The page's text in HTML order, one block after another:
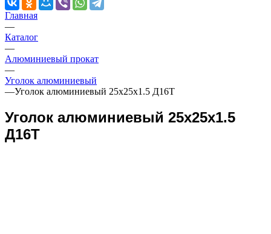
Главная
—
Каталог
—
Алюминиевый прокат
—
Уголок алюминиевый
—Уголок алюминиевый 25х25х1.5 Д16Т
Уголок алюминиевый 25х25х1.5
Д16Т